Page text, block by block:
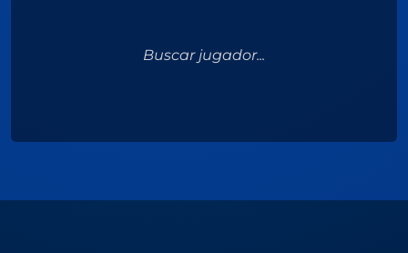
Buscar jugador...